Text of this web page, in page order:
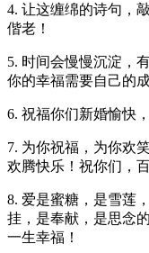
4. 让这缠绵的诗句，
偕老！
5. 时间会慢慢沉淀，
你的幸福需要自己的成
6. 祝福你们新婚愉快
7. 为你祝福，为你欢
欢腾快乐！祝你们，
8. 爱是蜜糖，是雪莲
挂，是奉献，是思念
一生幸福！